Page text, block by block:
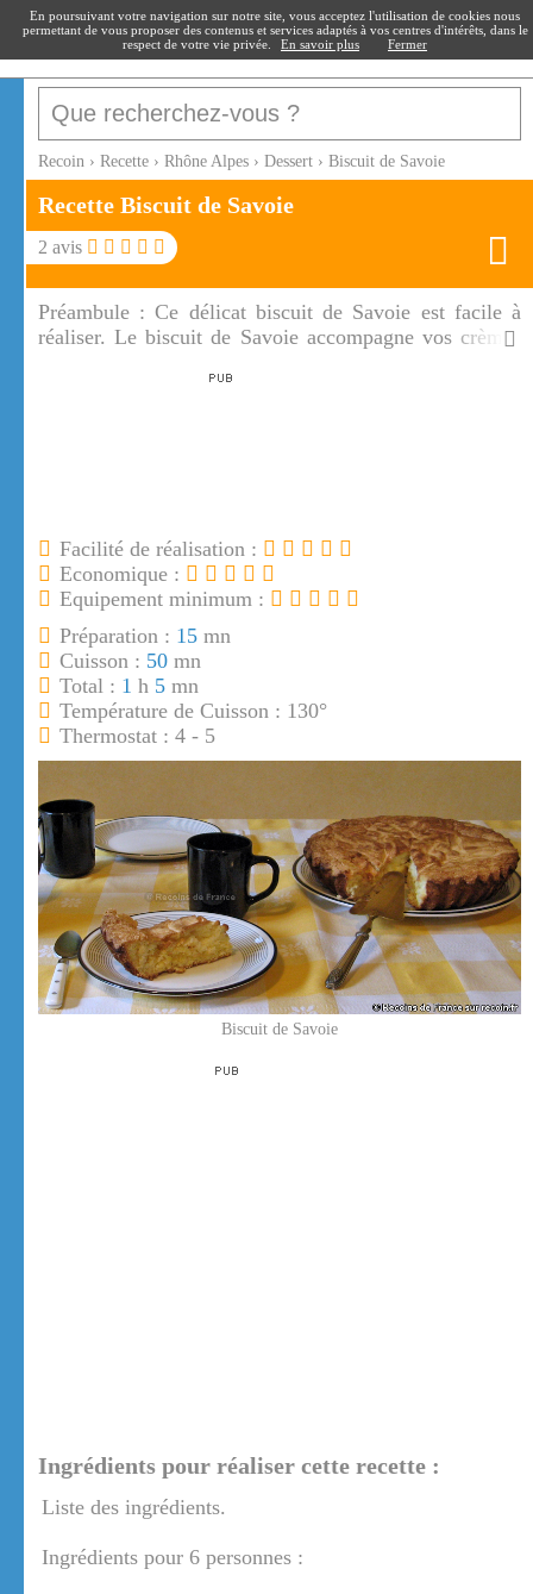
recoin.fr
Recoin › Recette › Rhône Alpes › Dessert › Biscuit de Savoie
Recette Biscuit de Savoie
2 avis
Préambule :Ce délicat biscuit de Savoie est facile à
réaliser. Le biscuit de Savoie accompagne vos crèmes
Facilité de réalisation :
Economique :
Equipement minimum :
Préparation : 15 mn
Cuisson : 50 mn
Total : 1 h 5 mn
Température de Cuisson : 130°
Thermostat : 4 - 5
Biscuit de Savoie
Ingrédients pour réaliser cette recette :
Liste des ingrédients.
Ingrédients pour 6 personnes :
En poursuivant votre navigation sur notre site, vous acceptez l'utilisation de cookies nous
permettant de vous proposer des contenus et services adaptés à vos centres d'intérêts, dans le
respect de votre vie privée.
En savoir plus Fermer